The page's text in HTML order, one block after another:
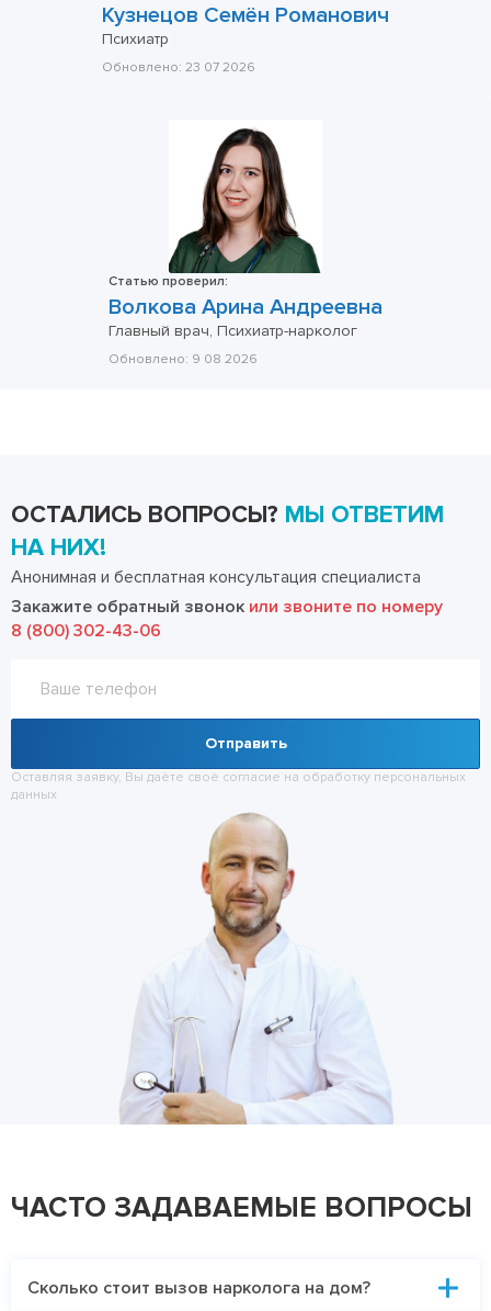
Кузнецов Семён Романович
Психиатр
Обновлено: 23 07 2026
Статью проверил:
Волкова Арина Андреевна
Главный врач, Психиатр-нарколог
Обновлено: 9 08 2026
ОСТАЛИСЬ ВОПРОСЫ? МЫ ОТВЕТИМ
НА НИХ!
Анонимная и бесплатная консультация специалиста
Закажите обратный звонок или звоните по номеру
8 (800) 302-43-06
Отправить
Оставляя заявку, Вы даёте своё согласие на обработку персональных
данных
ЧАСТО ЗАДАВАЕМЫЕ ВОПРОСЫ
Сколько стоит вызов нарколога на дом?